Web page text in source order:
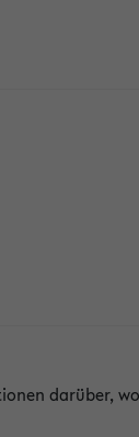
darüber,